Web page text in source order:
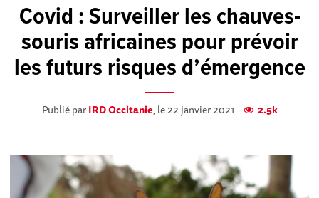
Covid : Surveiller les chauves-
souris africaines pour prévoir
les futurs risques d’émergence
Publié parIRD Occitanie, le 22 janvier 2021 2.5k